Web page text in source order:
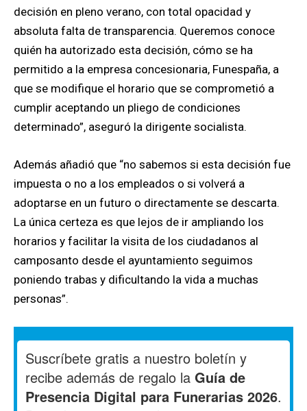
decisión en pleno verano, con total opacidad y
absoluta falta de transparencia. Queremos conoce
quién ha autorizado esta decisión, cómo se ha
permitido a la empresa concesionaria, Funespaña, a
que se modifique el horario que se comprometió a
cumplir aceptando un pliego de condiciones
determinado”, aseguró la dirigente socialista.
Además añadió que “no sabemos si esta decisión fue
impuesta o no a los empleados o si volverá a
adoptarse en un futuro o directamente se descarta.
La única certeza es que lejos de ir ampliando los
horarios y facilitar la visita de los ciudadanos al
camposanto desde el ayuntamiento seguimos
poniendo trabas y dificultando la vida a muchas
personas”.